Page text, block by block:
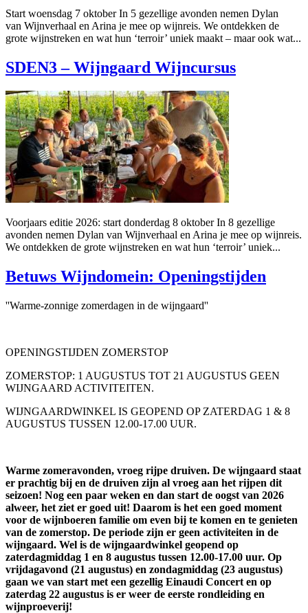
Start woensdag 7 oktober In 5 gezellige avonden nemen Dylan
van Wijnverhaal en Arina je mee op wijnreis. We ontdekken de
grote wijnstreken en wat hun ‘terroir’ uniek maakt – maar ook wat...
SDEN3 – Wijngaard Wijncursus
Voorjaars editie 2026: start donderdag 8 oktober In 8 gezellige
avonden nemen Dylan van Wijnverhaal en Arina je mee op wijnreis.
We ontdekken de grote wijnstreken en wat hun ‘terroir’ uniek...
Betuws Wijndomein: Openingstijden
''Warme-zonnige zomerdagen in de wijngaard''
OPENINGSTIJDEN ZOMERSTOP
ZOMERSTOP: 1 AUGUSTUS TOT 21 AUGUSTUS GEEN
WIJNGAARD ACTIVITEITEN.
WIJNGAARDWINKEL IS GEOPEND OP ZATERDAG 1 & 8
AUGUSTUS TUSSEN 12.00-17.00 UUR.
Warme zomeravonden, vroeg rijpe druiven. De wijngaard staat
er prachtig bij en de druiven zijn al vroeg aan het rijpen dit
seizoen! Nog een paar weken en dan start de oogst van 2026
alweer, het ziet er goed uit! Daarom is het een goed moment
voor de wijnboeren familie om even bij te komen en te genieten
van de zomerstop. De periode zijn er geen activiteiten in de
wijngaard. Wel is de wijngaardwinkel geopend op
zaterdagmiddag 1 en 8 augustus tussen 12.00-17.00 uur. Op
vrijdagavond (21 augustus) en zondagmiddag (23 augustus)
gaan we van start met een gezellig Einaudi Concert en op
zaterdag 22 augustus is er weer de eerste rondleiding en
wijnproeverij!